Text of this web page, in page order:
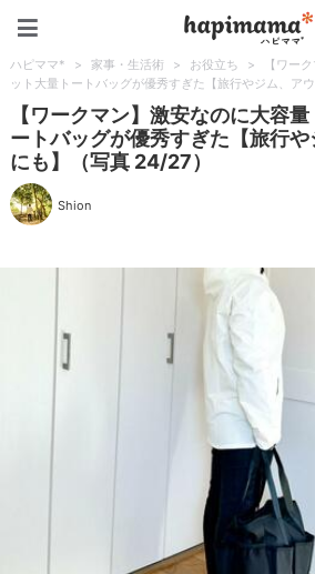
ハピママ* > 家事・生活術 > お役立ち >
【ワー
ット大量トートバッグが優秀すぎた【旅行やジム、アウ
【ワークマン】激安なのに大容
ートバッグが優秀すぎた【旅行
にも】（写真 24/27）
Shion